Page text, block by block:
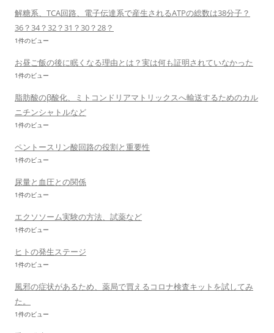
解糖系、TCA回路、電子伝達系で産生されるATPの総数は38分子？
36？34？32？31？30？28？
1件のビュー
お昼ご飯の後に眠くなる理由とは？実は何も証明されていなかった
1件のビュー
脂肪酸のβ酸化、ミトコンドリアマトリックスへ輸送するためのカル
ニチンシャトルなど
1件のビュー
ペントースリン酸回路の役割と重要性
1件のビュー
尿量と血圧との関係
1件のビュー
エクソソーム実験の方法、試薬など
1件のビュー
ヒトの発生ステージ
1件のビュー
風邪の症状があるため、薬局で買えるコロナ検査キットを試してみ
た。
1件のビュー